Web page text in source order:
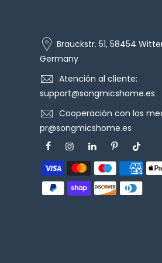
Brauckstr. 51, 58454
Germany
Atención al cliente:
support@songmicshome.es
Cooperación con los
pr@songmicshome.es